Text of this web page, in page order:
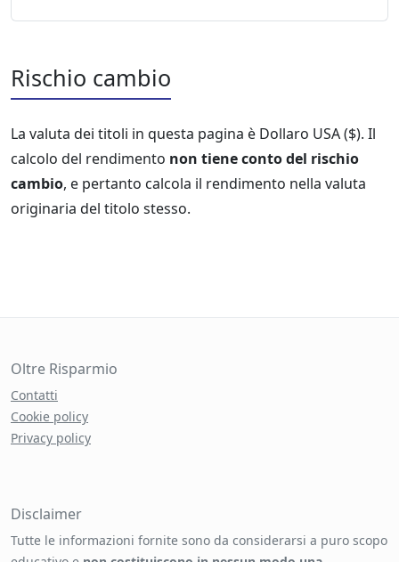
Rischio cambio
La valuta dei titoli in questa pagina è Dollaro USA ($). Il
calcolo del rendimento non tiene conto del rischio
cambio, e pertanto calcola il rendimento nella valuta
originaria del titolo stesso.
Oltre Risparmio
Contatti
Cookie policy
Privacy policy
Disclaimer
Tutte le informazioni fornite sono da considerarsi a puro scopo